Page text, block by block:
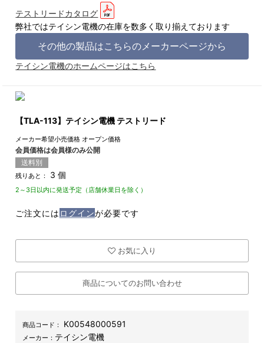
テストリードカタログ
弊社ではテイシン電機の在庫を数多く取り揃えております
その他の製品はこちらのメーカーページから
テイシン電機のホームページはこちら
【TLA-113】テイシン電機 テストリード
メーカー希望小売価格 オープン価格
会員価格は会員様のみ公開
送料別
残りあと： 3 個
2～3日以内に発送予定（店舗休業日を除く）
ご注文には ログインが必要です
お気に入り
商品についてのお問い合わせ
商品コード： K00548000591
メーカー： テイシン電機